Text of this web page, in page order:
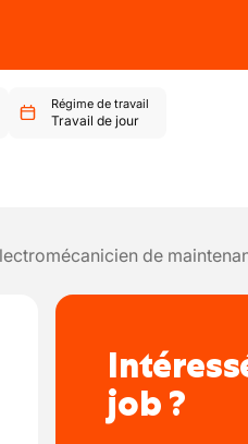
Régime de travail
Travail de jour
de
job ?